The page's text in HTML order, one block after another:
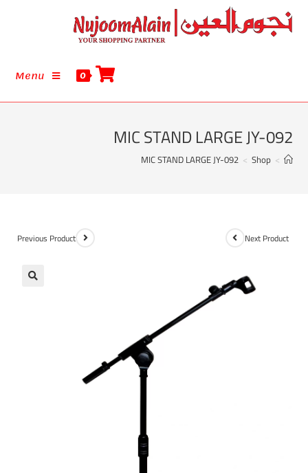
0
Menu
MIC STAND LARGE JY-092
>
Shop
>
MIC STAND LARGE JY-092
Previous Product Next Product